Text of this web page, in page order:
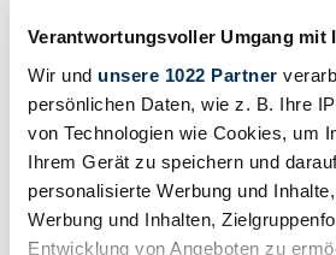
Verantwortungsvoller Umgang mit
Wir und unsere 1022 Partner
persönlichen Daten, wie z. B. Ihre
von Technologien wie Cookies, um
Ihrem Gerät zu speichern und
personalisierte Werbung und
Werbung und Inhalten,
Entwicklung von Angeboten zu